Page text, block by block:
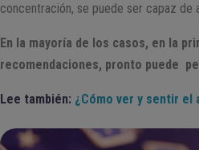
concentración, se puede ser capaz de
En la mayoría de los casos, en la
recomendaciones, pronto puede
Lee también: ¿Cómo ver y sentir el